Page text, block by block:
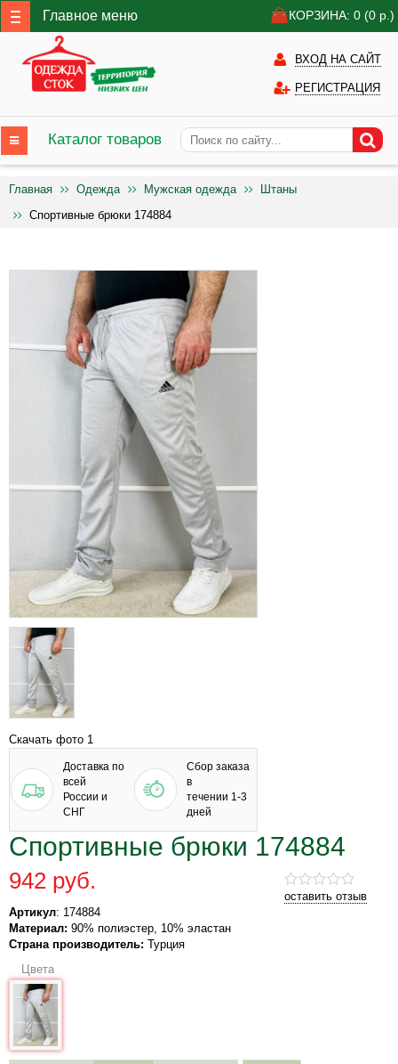
Главное меню КОРЗИНА: 0 (0 р.)
ВХОД НА САЙТ
РЕГИСТРАЦИЯ
Каталог товаров
Главная Одежда Мужская одежда
Штаны
Спортивные брюки 174884
Скачать фото 1
Доставка по
всей
России и
СНГ
Сбор заказа
в
течении 1-3
дней
Спортивные брюки 174884
оставить отзыв
942 руб.
Артикул: 174884
Материал: 90% полиэстер, 10% эластан
Страна производитель: Турция
Цвета